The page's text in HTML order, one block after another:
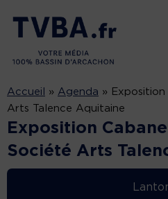
Accueil » Agenda »
Arts Talence Aquitaine
Exposition
Société Arts